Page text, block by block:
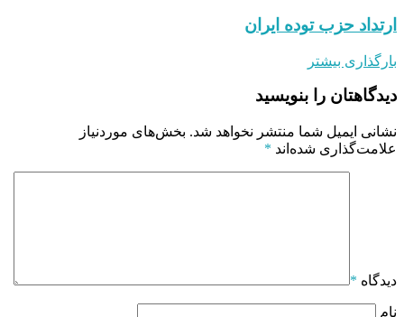
ارتداد حزب توده ایران
بارگذاری بیشتر
دیدگاهتان را بنویسید
نشانی ایمیل شما منتشر نخواهد شد. بخش‌های موردنیاز
علامت‌گذاری شده‌اند *
دیدگاه *
نام